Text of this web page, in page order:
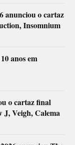
anunciou o cartaz
Insomnium
anos em
o cartaz final
J, Veigh, Calema